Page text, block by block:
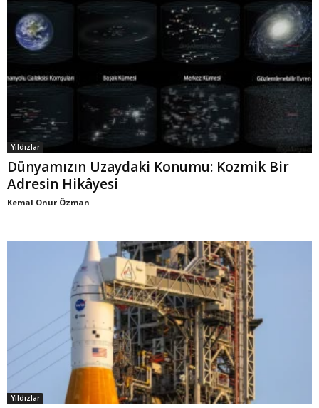
Yıldızlar
Dünyamızın Uzaydaki Konumu: Kozmik Bir
Adresin Hikâyesi
Kemal Onur Özman
Yıldızlar